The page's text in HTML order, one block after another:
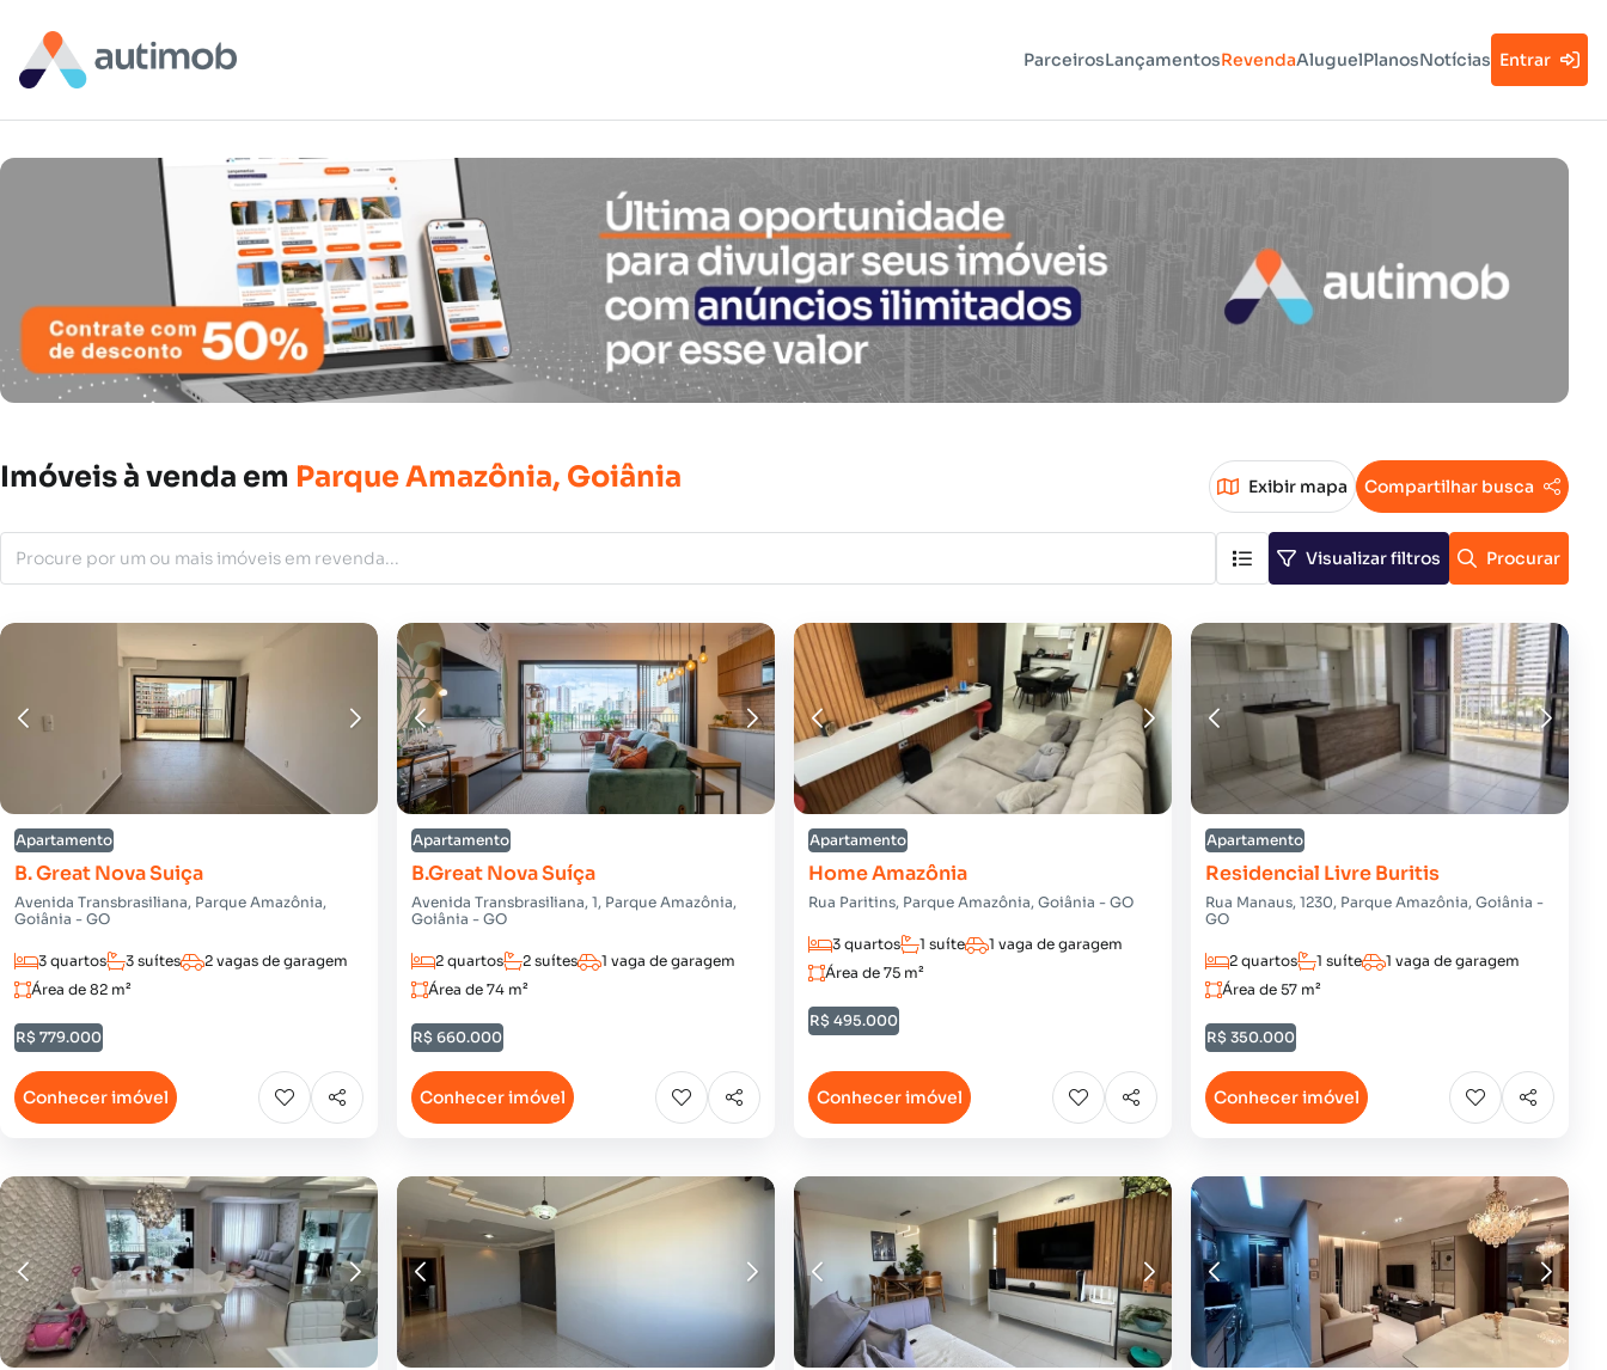
ParceirosLançamentosRevendaAluguelPlanosNotícias Entrar
Imóveisà venda em ParqueAmazônia, Goiânia Exibir mapa Compartilhar busca
Visualizar filtros Procurar
Apartamento
B. Great Nova Suiça
Avenida Transbrasiliana, Parque Amazônia,
Goiânia - GO
3 quartos 3 suítes
2 vagas de garagem
Área de 82 m²
R$ 779.000
Conhecer imóvel
Apartamento
B.Great Nova Suíça
Avenida Transbrasiliana, 1, Parque Amazônia,
Goiânia - GO
2 quartos 2 suítes
1 vaga de garagem
Área de 74 m²
R$ 660.000
Conhecer imóvel
Apartamento
Home Amazônia
Rua Paritins, Parque Amazônia, Goiânia - GO
3 quartos 1 suíte
1 vaga de garagem
Área de 75 m²
R$ 495.000
Conhecer imóvel
Apartamento
Residencial Livre Buritis
Rua Manaus, 1230, Parque Amazônia, Goiânia -
GO
2 quartos 1 suíte
1 vaga de garagem
Área de 57 m²
R$ 350.000
Conhecer imóvel